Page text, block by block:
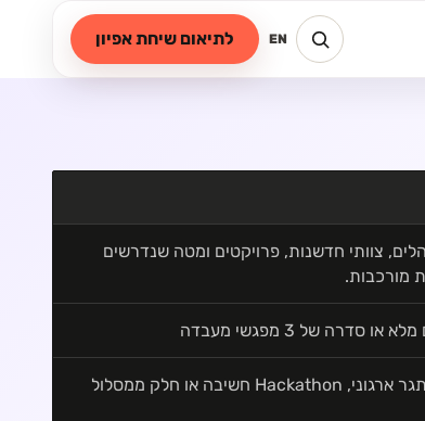
EN לתיאום שיחת אפיון
צוותי חדשנות, פרויקטים ומטה שנדרשים
מורכבות.
סדנה על אתגר ארגוני, Hackathon חשיבה או חלק ממסלול